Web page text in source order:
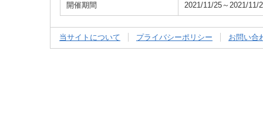
開催期間 2021/11/25～2021/11/
当サイトについて プライバシーポリシー お問い合